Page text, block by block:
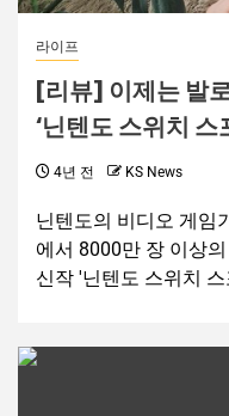
라이프
[리뷰] 이제는 발
‘닌텐도 스위치 스
4년 전 KS News
닌텐도의 비디오 게임
에서 8000만 장 이상
신작 '닌텐도 스위치